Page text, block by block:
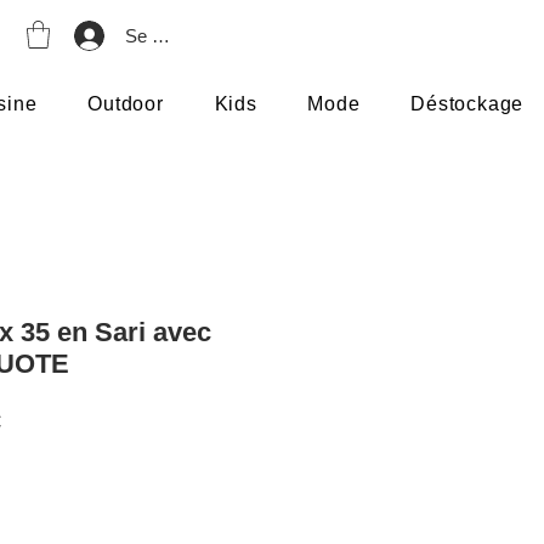
Se connecter
Outdoor Kids Mode Déstockage
35 en Sari avec
Prix